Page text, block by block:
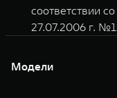
соответствии
27.07.2006 г.
Модели